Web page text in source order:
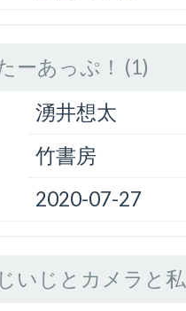
ーあっぷ！ (1)
湧井想太
竹書房
2020-07-27
いじとカメラと私